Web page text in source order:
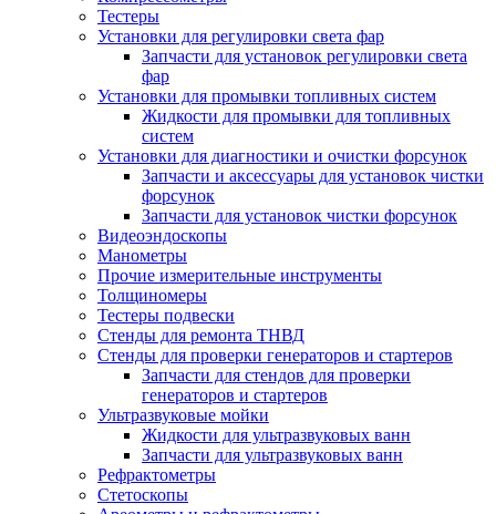
Тестеры
Установки для регулировки света фар
Запчасти для установок регулировки света
фар
Установки для промывки топливных систем
Жидкости для промывки для топливных
систем
Установки для диагностики и очистки форсунок
Запчасти и аксессуары для установок чистки
форсунок
Запчасти для установок чистки форсунок
Видеоэндоскопы
Манометры
Прочие измерительные инструменты
Толщиномеры
Тестеры подвески
Стенды для ремонта ТНВД
Стенды для проверки генераторов и стартеров
Запчасти для стендов для проверки
генераторов и стартеров
Ультразвуковые мойки
Жидкости для ультразвуковых ванн
Запчасти для ультразвуковых ванн
Рефрактометры
Стетоскопы